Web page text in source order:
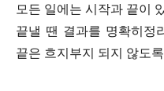
모든 일에는 시작과 끝이
끝낼 땐 결과를 명확히정
끝은 흐지부지 되지 않도